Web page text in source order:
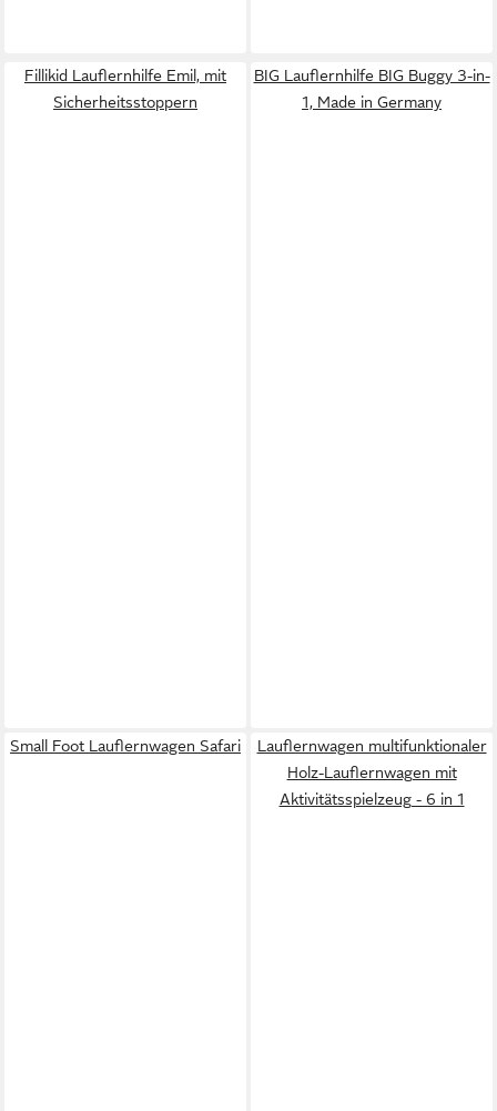
Fillikid Lauflernhilfe Emil, mit
Sicherheitsstoppern
BIG Lauflernhilfe BIG Buggy 3-in-
1, Made in Germany
Small Foot Lauflernwagen Safari
Lauflernwagen multifunktionaler
Holz-Lauflernwagen mit
Aktivitätsspielzeug - 6 in 1